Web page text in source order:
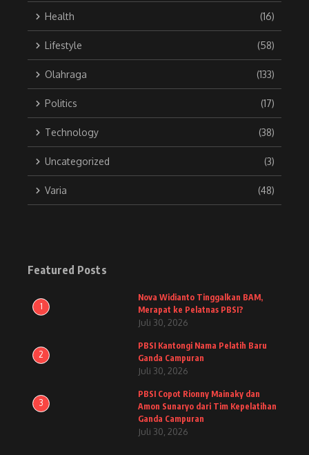
Health (16)
Lifestyle (58)
Olahraga (133)
Politics (17)
Technology (38)
Uncategorized (3)
Varia (48)
Featured Posts
1
Nova Widianto Tinggalkan BAM,
Merapat ke Pelatnas PBSI?
Juli 30, 2026
2
PBSI Kantongi Nama Pelatih Baru
Ganda Campuran
Juli 30, 2026
3
PBSI Copot Rionny Mainaky dan
Amon Sunaryo dari Tim Kepelatihan
Ganda Campuran
Juli 30, 2026